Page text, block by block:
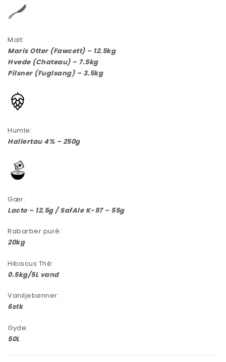
Malt:
Maris Otter (Fawcett) – 12.5kg
Hvede (Chateau) – 7.5kg
Pilsner (Fuglsang) – 3.5kg
Humle:
Hallertau 4% – 250g
Gær:
Lacto – 12.5g / SafAle K-97 – 55g
Rabarber puré:
20kg
Hibiscus Thé:
0.5kg/5L vand
Vaniljebønner:
6stk
Gyde:
50L